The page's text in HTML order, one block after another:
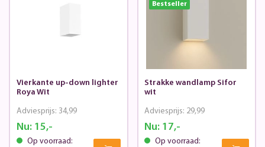
Vierkante up-down lighter
Roya Wit
Nu:15,-
Adviesprijs: 34,99
Op voorraad:
Bestseller
Strakke wandlamp Sifor
wit
Nu: 17,-
Adviesprijs: 29,99
Op voorraad: